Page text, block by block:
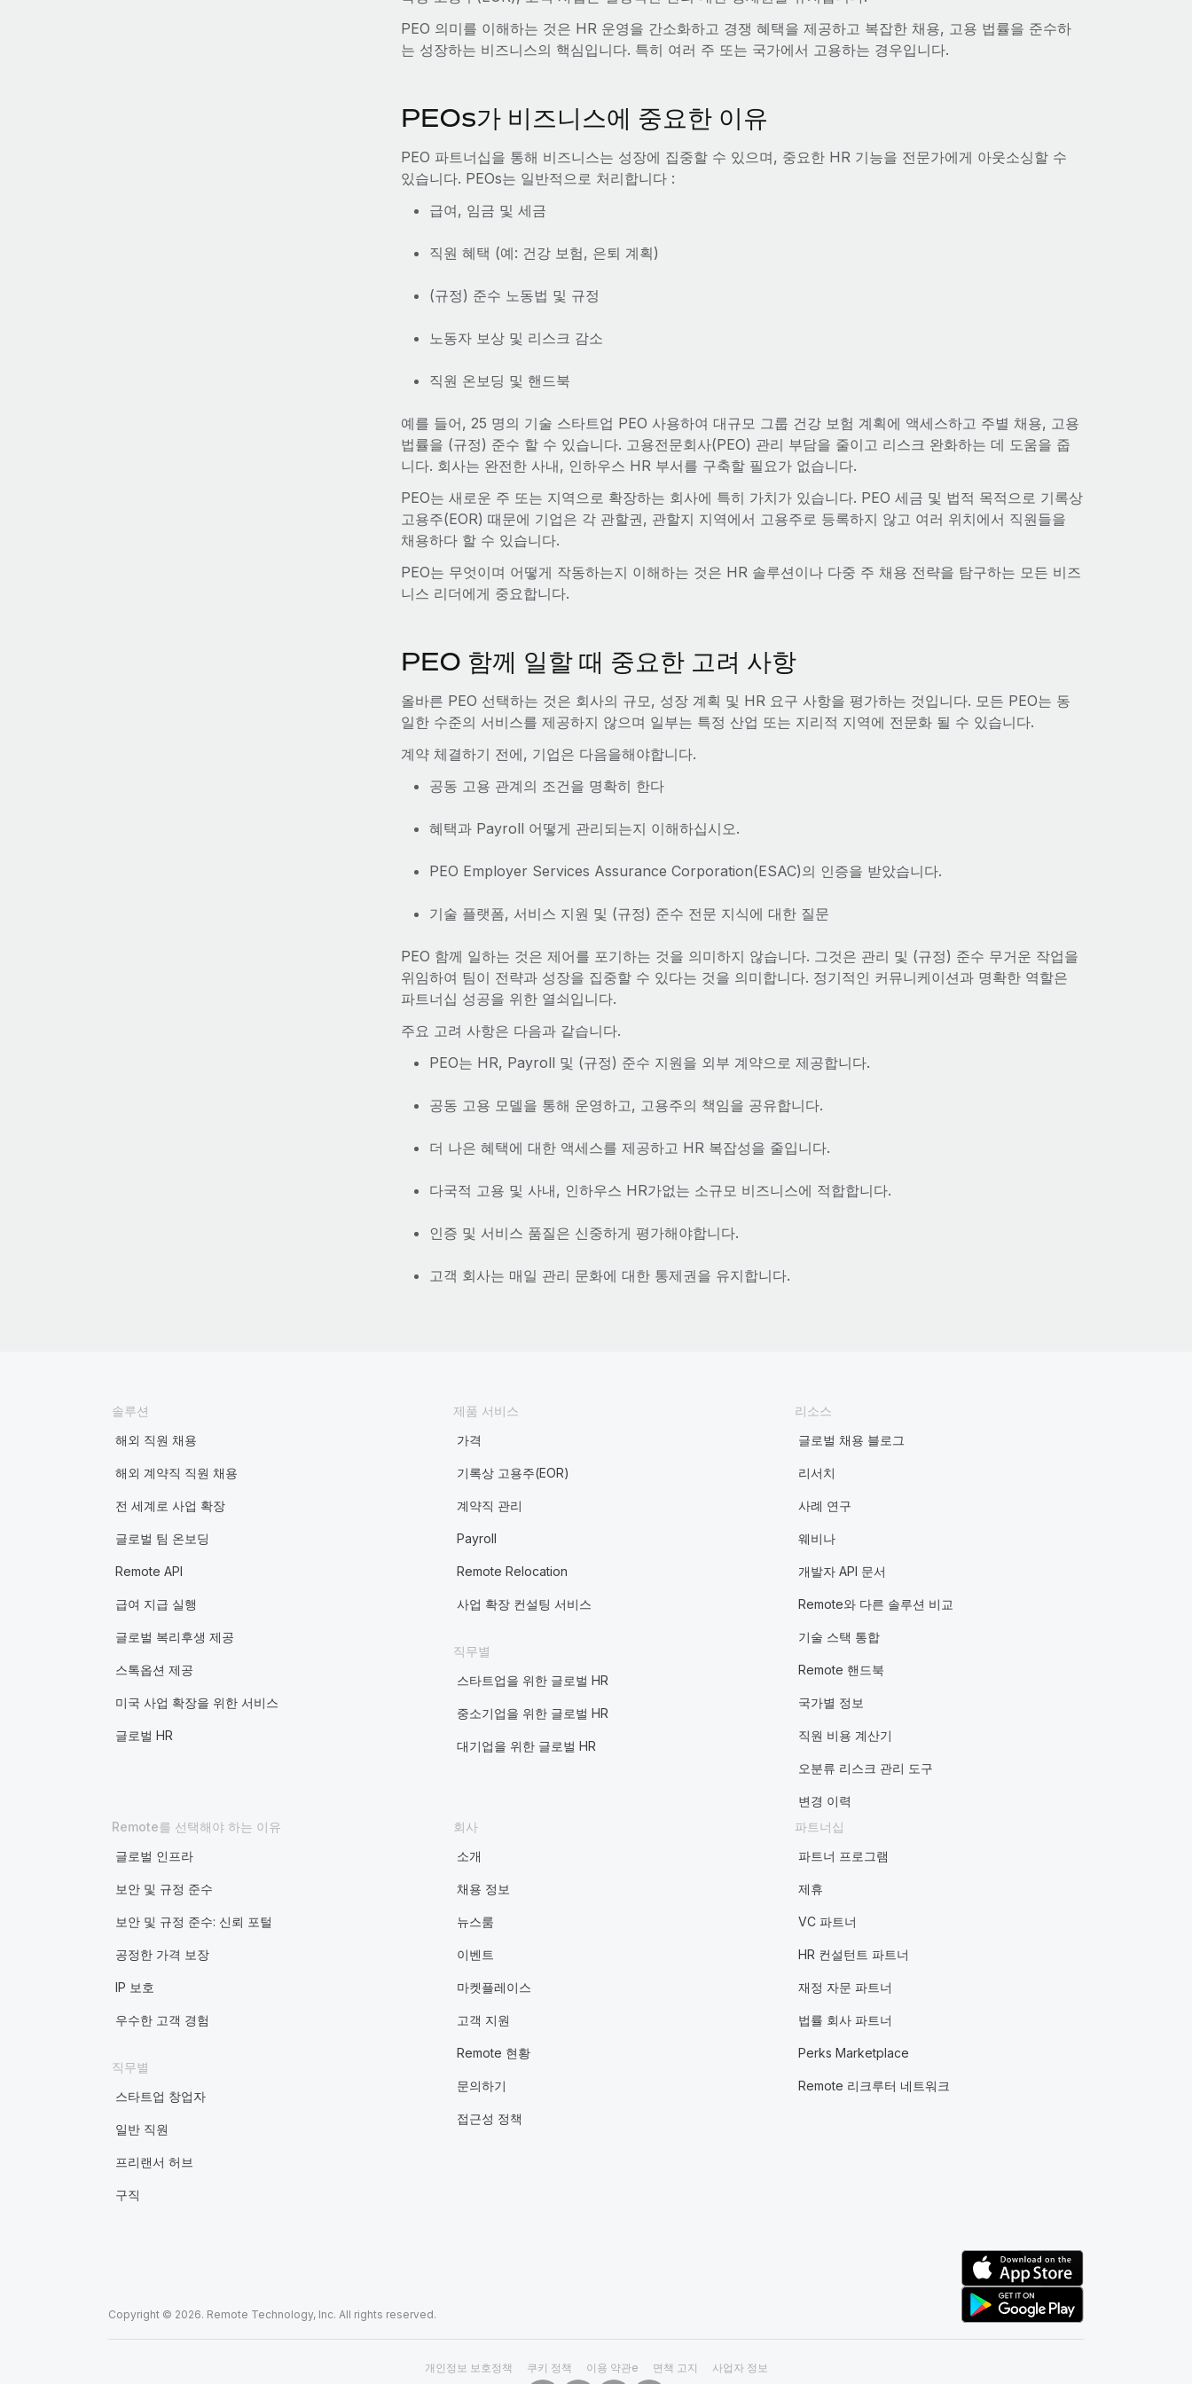
PEO 의미를 이해하는 것은 HR 운영을 간소화하고 경쟁 혜택을 제공하고 복잡한 채용, 고용 법률을 준수하
는 성장하는 비즈니스의 핵심입니다. 특히 여러 주 또는 국가에서 고용하는 경우입니다.
PEOs가 비즈니스에 중요한 이유
PEO 파트너십을 통해 비즈니스는 성장에 집중할 수 있으며, 중요한 HR 기능을 전문가에게 아웃소싱할 수
있습니다. PEOs는 일반적으로 처리합니다 :
급여, 임금 및 세금
직원 혜택 (예: 건강 보험, 은퇴 계획)
(규정) 준수 노동법 및 규정
노동자 보상 및 리스크 감소
직원 온보딩 및 핸드북
예를 들어, 25 명의 기술 스타트업 PEO 사용하여 대규모 그룹 건강 보험 계획에 액세스하고 주별 채용, 고용
법률을 (규정) 준수 할 수 있습니다. 고용전문회사(PEO) 관리 부담을 줄이고 리스크 완화하는 데 도움을 줍
니다. 회사는 완전한 사내, 인하우스 HR 부서를 구축할 필요가 없습니다.
PEO는 새로운 주 또는 지역으로 확장하는 회사에 특히 가치가 있습니다. PEO 세금 및 법적 목적으로 기록상
고용주(EOR) 때문에 기업은 각 관할권, 관할지 지역에서 고용주로 등록하지 않고 여러 위치에서 직원들을
채용하다 할 수 있습니다.
PEO는 무엇이며 어떻게 작동하는지 이해하는 것은 HR 솔루션이나 다중 주 채용 전략을 탐구하는 모든 비즈
니스 리더에게 중요합니다.
PEO 함께 일할 때 중요한 고려 사항
올바른 PEO 선택하는 것은 회사의 규모, 성장 계획 및 HR 요구 사항을 평가하는 것입니다. 모든 PEO는 동
일한 수준의 서비스를 제공하지 않으며 일부는 특정 산업 또는 지리적 지역에 전문화 될 수 있습니다.
계약 체결하기 전에, 기업은 다음을해야합니다.
공동 고용 관계의 조건을 명확히 한다
혜택과 Payroll 어떻게 관리되는지 이해하십시오.
PEO Employer Services Assurance Corporation(ESAC)의 인증을 받았습니다.
기술 플랫폼, 서비스 지원 및 (규정) 준수 전문 지식에 대한 질문
PEO 함께 일하는 것은 제어를 포기하는 것을 의미하지 않습니다. 그것은 관리 및 (규정) 준수 무거운 작업을
위임하여 팀이 전략과 성장을 집중할 수 있다는 것을 의미합니다. 정기적인 커뮤니케이션과 명확한 역할은
파트너십 성공을 위한 열쇠입니다.
주요 고려 사항은 다음과 같습니다.
PEO는 HR, Payroll 및 (규정) 준수 지원을 외부 계약으로 제공합니다.
공동 고용 모델을 통해 운영하고, 고용주의 책임을 공유합니다.
더 나은 혜택에 대한 액세스를 제공하고 HR 복잡성을 줄입니다.
다국적 고용 및 사내, 인하우스 HR가없는 소규모 비즈니스에 적합합니다.
인증 및 서비스 품질은 신중하게 평가해야합니다.
고객 회사는 매일 관리 문화에 대한 통제권을 유지합니다.
솔루션
해외 직원 채용
해외 계약직 직원 채용
전 세계로 사업 확장
글로벌 팀 온보딩
Remote API
급여 지급 실행
글로벌 복리후생 제공
스톡옵션 제공
미국 사업 확장을 위한 서비스
글로벌 HR
제품 서비스
가격
기록상 고용주(EOR)
계약직 관리
Payroll
Remote Relocation
사업 확장 컨설팅 서비스
직무별
스타트업을 위한 글로벌 HR
중소기업을 위한 글로벌 HR
대기업을 위한 글로벌 HR
리소스
글로벌 채용 블로그
리서치
사례 연구
웨비나
개발자 API 문서
Remote와 다른 솔루션 비교
기술 스택 통합
Remote 핸드북
국가별 정보
직원 비용 계산기
오분류 리스크 관리 도구
변경 이력
Remote를 선택해야 하는 이유
글로벌 인프라
보안 및 규정 준수
보안 및 규정 준수: 신뢰 포털
공정한 가격 보장
IP 보호
우수한 고객 경험
직무별
스타트업 창업자
일반 직원
프리랜서 허브
구직
회사
소개
채용 정보
뉴스룸
이벤트
마켓플레이스
고객 지원
Remote 현황
문의하기
접근성 정책
파트너십
파트너 프로그램
제휴
VC 파트너
HR 컨설턴트 파트너
재정 자문 파트너
법률 회사 파트너
Perks Marketplace
Remote 리크루터 네트워크
Copyright © 2026. Remote Technology, Inc. All rights reserved.
개인정보 보호정책 쿠키 정책 이용 약관e 면책 고지 사업자 정보